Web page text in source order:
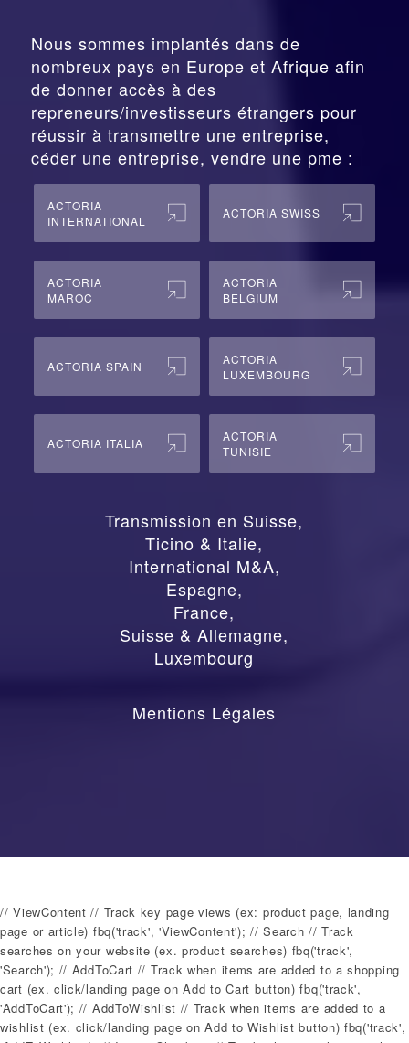
Nous sommes implantés dans de
nombreux pays en Europe et Afrique afin
de donner accès à des
repreneurs/investisseurs étrangers pour
réussir à transmettre une entreprise,
céder une entreprise, vendre une pme :
ACTORIA
INTERNATIONAL
ACTORIA SWISS
ACTORIA
MAROC
ACTORIA
BELGIUM
ACTORIA SPAIN
ACTORIA
LUXEMBOURG
ACTORIA ITALIA
ACTORIA
TUNISIE
Transmission en Suisse,
Ticino & Italie,
International M&A,
Espagne,
France,
Suisse & Allemagne,
Luxembourg
Mentions Légales
// ViewContent // Track key page views (ex: product page, landing
page or article) fbq('track', 'ViewContent'); // Search // Track
searches on your website (ex. product searches) fbq('track',
'Search'); // AddToCart // Track when items are added to a shopping
cart (ex. click/landing page on Add to Cart button) fbq('track',
'AddToCart'); // AddToWishlist // Track when items are added to a
wishlist (ex. click/landing page on Add to Wishlist button) fbq('track',